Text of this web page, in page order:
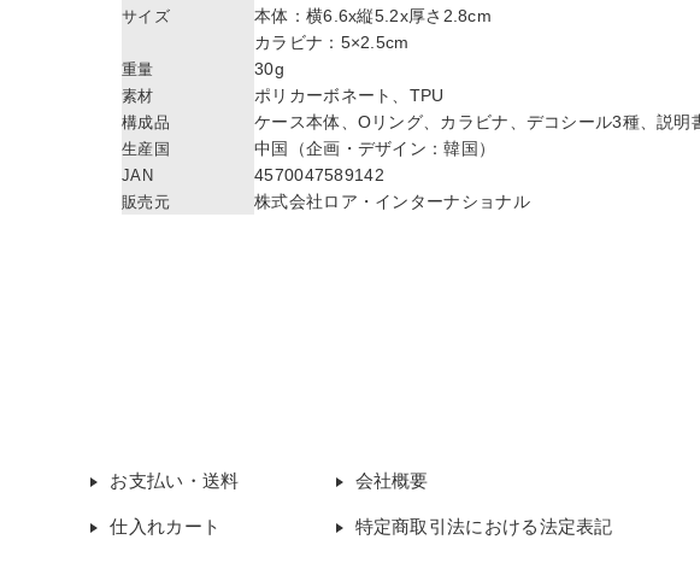
サイズ
本体：横6.6x縦5.2x厚さ2.8cm
カラビナ：5×2.5cm
重量 30g
素材 ポリカーボネート、TPU
構成品 ケース本体、Oリング、カラビナ、デコシール3種、説明
生産国 中国（企画・デザイン：韓国）
JAN 4570047589142
販売元 株式会社ロア・インターナショナル
お支払い・送料
仕入れカート
会社概要
特定商取引法における法定表記